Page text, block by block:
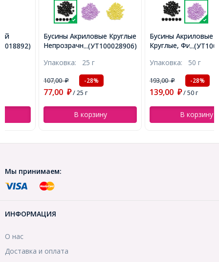
...(УТ100028906)
Бусины Акриловые Круглые
Непрозрачные, Черный,
около 45шт/25г,
Упаковка:25 г
-28%
/ 25 г
...(УТ100029557)
Бусины Акриловые
Круглые, Фиолетовый,
около 90шт/50г,
Упаковка:50 г
-28%
/ 50 г
Мы принимаем:
ИНФОРМАЦИЯ
О нас
Доставка и оплата